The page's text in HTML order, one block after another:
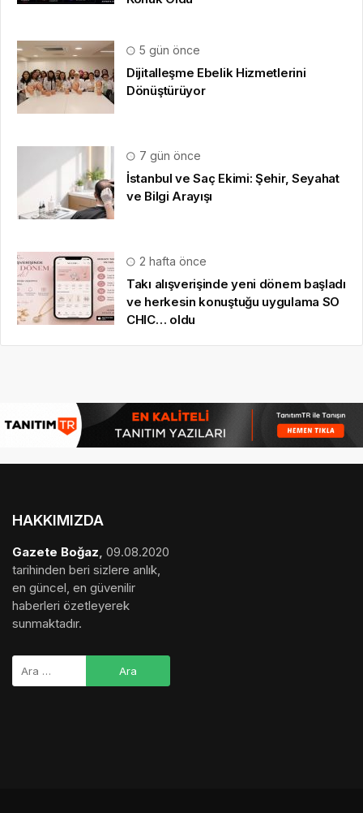
5 gün önce
Dijitalleşme Ebelik Hizmetlerini
Dönüştürüyor
7 gün önce
İstanbul ve Saç Ekimi: Şehir, Seyahat
ve Bilgi Arayışı
2 hafta önce
Takı alışverişinde yeni dönem başladı
ve herkesin konuştuğu uygulama SO
CHIC… oldu
HAKKIMIZDA
Gazete Boğaz, 09.08.2020
tarihinden beri sizlere anlık,
en güncel, en güvenilir
haberleri özetleyerek
sunmaktadır.